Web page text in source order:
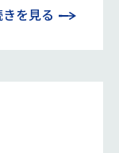
を見る